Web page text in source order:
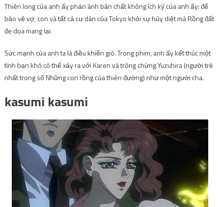
Thiên long của anh ấy phản ánh bản chất không ích kỷ của anh ấy: để
bảo vệ vợ, con và tất cả cư dân của Tokyo khỏi sự hủy diệt mà Rồng đất
đe dọa mang lại.
Sức mạnh của anh ta là điều khiển gió. Trong phim, anh ấy kết thúc một
tình bạn khó có thể xảy ra với Karen và trông chừng Yuzuhira (người trẻ
nhất trong số Những con rồng của thiên đường) như một người cha.
kasumi kasumi